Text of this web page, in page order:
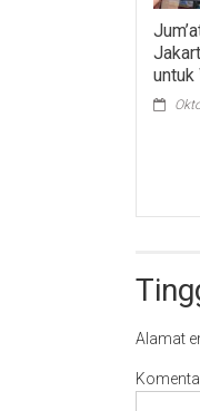
untuk
Alamat